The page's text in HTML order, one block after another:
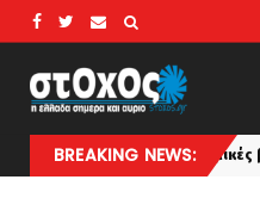
BREAKING NEWS:
με 6 ατομικές βόμβες η